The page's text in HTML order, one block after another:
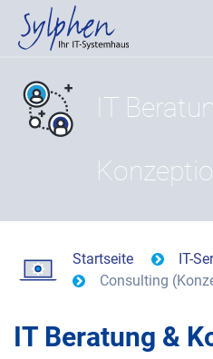
IT
Startseite
IT-
Consulting
IT Beratung &